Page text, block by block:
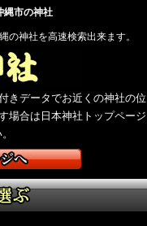
縄市の神社
の神社を高速検索出来ます。
きデータでお近くの神社の位
場合は日本神社トップページ